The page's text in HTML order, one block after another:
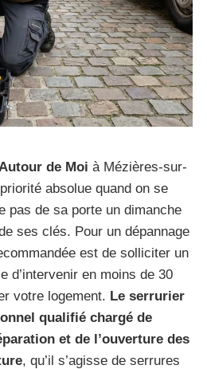
de Moi à Mézières-sur-
absolue quand on se
pas de sa porte un dimanche
ses clés. Pour un dépannage
est de solliciter un
d’intervenir en moins de 30
votre logement. Le serrurier
qualifié chargé de
et de l’ouverture des
, qu’il s’agisse de serrures